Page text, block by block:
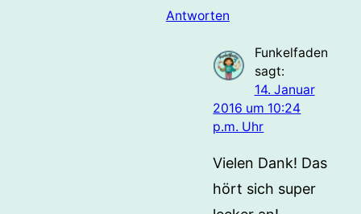
Antworten
Funkelfaden
sagt:
14. Januar
2016 um 10:24
p.m. Uhr
Vielen Dank! Das
hört sich super